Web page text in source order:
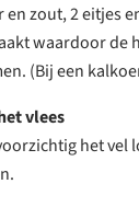
zout, 2 eitjes
waardoor
(Bij een
vlees
het